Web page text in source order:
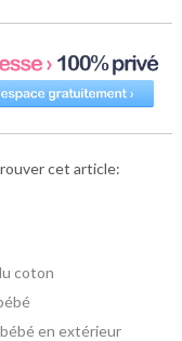
cet article:
coton
en extérieur